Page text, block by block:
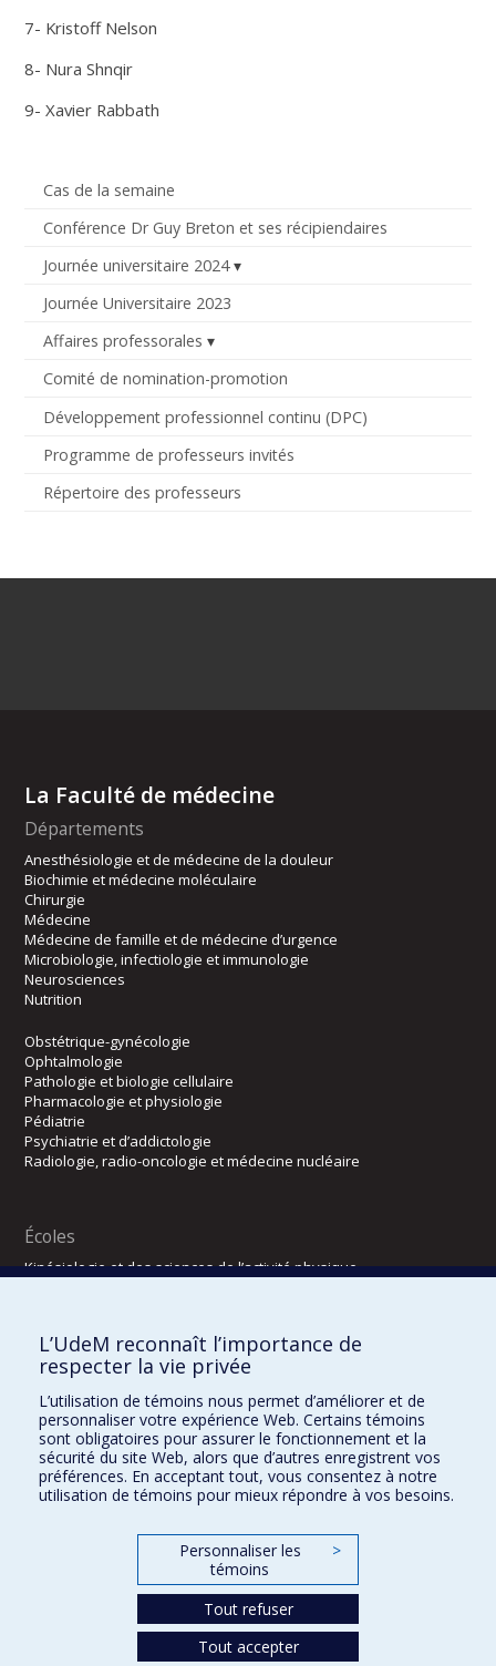
Cas de la semaine
Conférence Dr Guy Breton et ses récipiendaires
Journée universitaire 2024
Journée Universitaire 2023
Affaires professorales
Comité de nomination-promotion
Développement professionnel continu (DPC)
Programme de professeurs invités
Répertoire des professeurs
7- Kristoff Nelson
8- Nura Shnqir
9- Xavier Rabbath
La Faculté de médecine
Départements
Anesthésiologie et de médecine de la douleur
Biochimie et médecine moléculaire
Chirurgie
Médecine
Médecine de famille et de médecine d’urgence
Microbiologie, infectiologie et immunologie
Neurosciences
Nutrition
Obstétrique-gynécologie
Ophtalmologie
Pathologie et biologie cellulaire
Pharmacologie et physiologie
Pédiatrie
Psychiatrie et d’addictologie
Radiologie, radio-oncologie et médecine nucléaire
Écoles
Kinésiologie et des sciences de l’activité physique
Directions
DPC
CPASS
Éthique clinique
Conditions d’utilisation 2025-2026
L’UdeM reconnaît l’importance de
respecter la vie privée
L’utilisation de témoins nous permet d’améliorer et de
personnaliser votre expérience Web. Certains témoins
sont obligatoires pour assurer le fonctionnement et la
sécurité du site Web, alors que d’autres enregistrent vos
préférences. En acceptant tout, vous consentez à notre
utilisation de témoins pour mieux répondre à vos besoins.
Personnaliser les
témoins
>
Tout refuser
Tout accepter